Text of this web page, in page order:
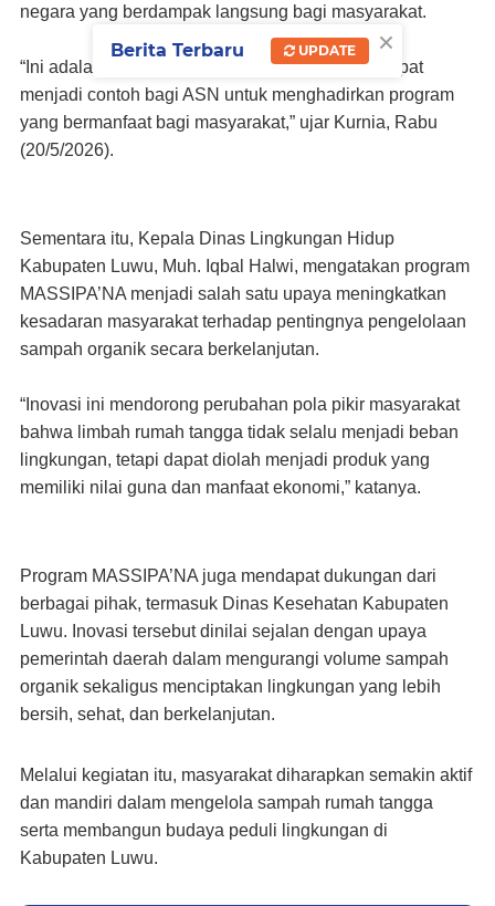
negara yang berdampak langsung bagi masyarakat.
“Ini adalah inovasi yang patut diapresiasi dan dapat
menjadi contoh bagi ASN untuk menghadirkan program
yang bermanfaat bagi masyarakat,” ujar Kurnia, Rabu
(20/5/2026).
Sementara itu, Kepala Dinas Lingkungan Hidup
Kabupaten Luwu, Muh. Iqbal Halwi, mengatakan program
MASSIPA’NA menjadi salah satu upaya meningkatkan
kesadaran masyarakat terhadap pentingnya pengelolaan
sampah organik secara berkelanjutan.
“Inovasi ini mendorong perubahan pola pikir masyarakat
bahwa limbah rumah tangga tidak selalu menjadi beban
lingkungan, tetapi dapat diolah menjadi produk yang
memiliki nilai guna dan manfaat ekonomi,” katanya.
Program MASSIPA’NA juga mendapat dukungan dari
berbagai pihak, termasuk Dinas Kesehatan Kabupaten
Luwu. Inovasi tersebut dinilai sejalan dengan upaya
pemerintah daerah dalam mengurangi volume sampah
organik sekaligus menciptakan lingkungan yang lebih
bersih, sehat, dan berkelanjutan.
Melalui kegiatan itu, masyarakat diharapkan semakin aktif
dan mandiri dalam mengelola sampah rumah tangga
serta membangun budaya peduli lingkungan di
Kabupaten Luwu.
×
Berita Terbaru UPDATE